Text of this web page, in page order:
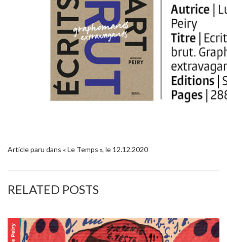
Article paru dans « Le Temps », le 12.12.2020
RELATED POSTS